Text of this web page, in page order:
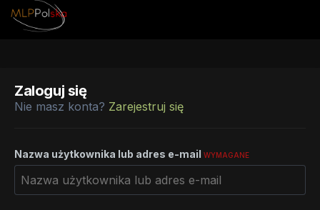
Zaloguj się
Nie masz konta? Zarejestruj się
Nazwa użytkownika lub adres e-mail WYMAGANE